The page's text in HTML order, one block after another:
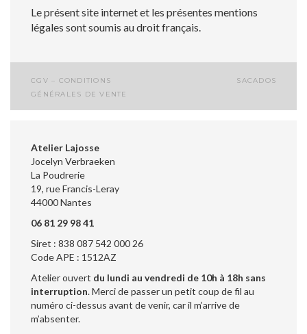
Le présent site internet et les présentes mentions
légales sont soumis au droit français.
Navigation
l’article
CGV – CONDITIONS
GÉNÉRALES DE VENTE
SACADOS
Atelier Lajosse
Jocelyn Verbraeken
La Poudrerie
19, rue Francis-Leray
44000 Nantes
06 81 29 98 41
Siret : 838 087 542 000 26
Code APE : 1512AZ
Atelier ouvert du lundi au vendredi de 10h à 18h sans
interruption. Merci de passer un petit coup de fil au
numéro ci-dessus avant de venir, car il m’arrive de
m’absenter.